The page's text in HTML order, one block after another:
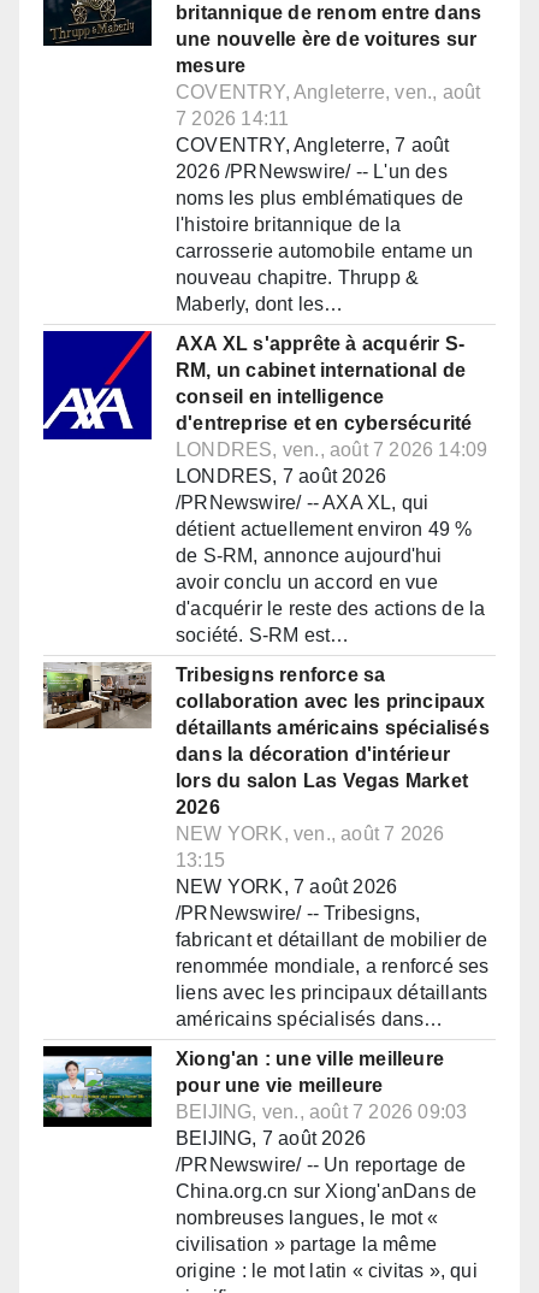
britannique de renom entre dans
une nouvelle ère de voitures sur
mesure
COVENTRY, Angleterre, ven., août
7 2026 14:11
COVENTRY, Angleterre, 7 août
2026 /PRNewswire/ -- L'un des
noms les plus emblématiques de
l'histoire britannique de la
carrosserie automobile entame un
nouveau chapitre. Thrupp &
Maberly, dont les…
AXA XL s'apprête à acquérir S-
RM, un cabinet international de
conseil en intelligence
d'entreprise et en cybersécurité
LONDRES, ven., août 7 2026 14:09
LONDRES, 7 août 2026
/PRNewswire/ -- AXA XL, qui
détient actuellement environ 49 %
de S-RM, annonce aujourd'hui
avoir conclu un accord en vue
d'acquérir le reste des actions de la
société. S-RM est…
Tribesigns renforce sa
collaboration avec les principaux
détaillants américains spécialisés
dans la décoration d'intérieur
lors du salon Las Vegas Market
2026
NEW YORK, ven., août 7 2026
13:15
NEW YORK, 7 août 2026
/PRNewswire/ -- Tribesigns,
fabricant et détaillant de mobilier de
renommée mondiale, a renforcé ses
liens avec les principaux détaillants
américains spécialisés dans…
Xiong'an : une ville meilleure
pour une vie meilleure
BEIJING, ven., août 7 2026 09:03
BEIJING, 7 août 2026
/PRNewswire/ -- Un reportage de
China.org.cn sur Xiong'anDans de
nombreuses langues, le mot «
civilisation » partage la même
origine : le mot latin « civitas », qui